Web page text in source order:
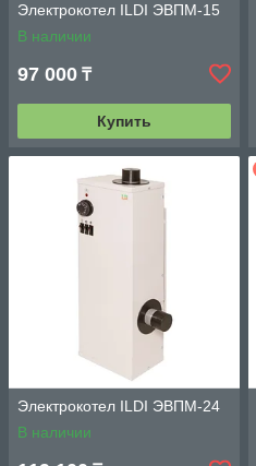
Электрокотел ILDI ЭВПМ-15
В наличии
97 000 ₸
Купить
Электрокотел ILDI ЭВПМ-24
В наличии